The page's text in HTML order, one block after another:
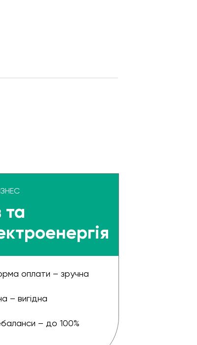
та
оплати – зручна
– вигідна
– до 100%